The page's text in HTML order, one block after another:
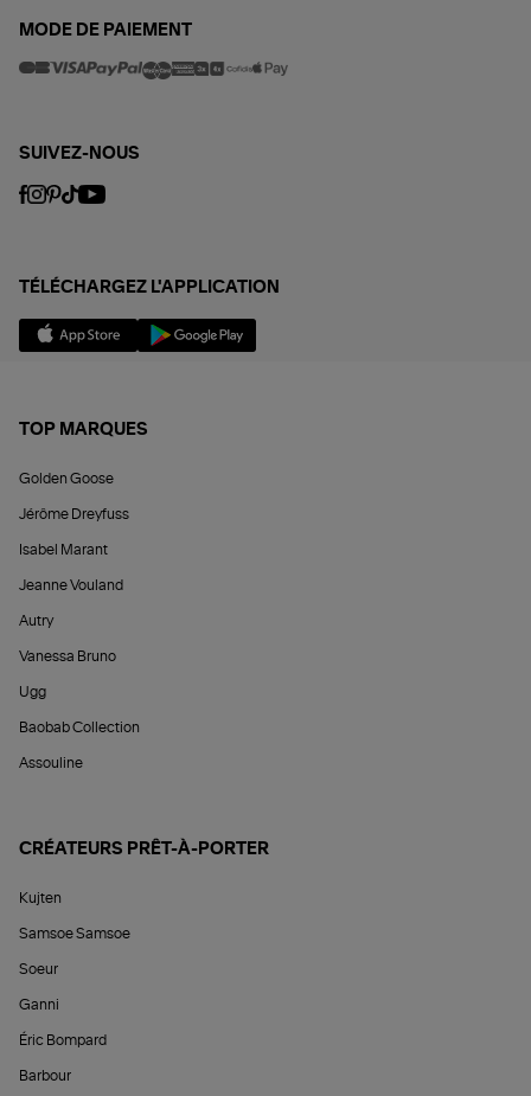
MODE DE PAIEMENT
SUIVEZ-NOUS
TÉLÉCHARGEZ L'APPLICATION
TOP MARQUES
Golden Goose
Jérôme Dreyfuss
Isabel Marant
Jeanne Vouland
Autry
Vanessa Bruno
Ugg
Baobab Collection
Assouline
CRÉATEURS PRÊT-À-PORTER
Kujten
Samsoe Samsoe
Soeur
Ganni
Éric Bompard
Barbour